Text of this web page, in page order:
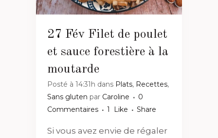
27 Fév Filet de poulet
et sauce forestière à la
moutarde
Posté à 14:31h dans Plats, Recettes,
Sans gluten par Caroline
0
Commentaires
1 Like Share
Si vous avez envie de régaler